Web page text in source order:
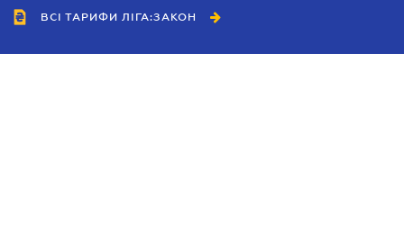
ВСІ ТАРИФИ ЛІГА:ЗАКОН